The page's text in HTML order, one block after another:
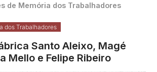
de Memória dos Trabalhadores
dos Trabalhadores
Santo Aleixo, Magé
Mello e Felipe Ribeiro